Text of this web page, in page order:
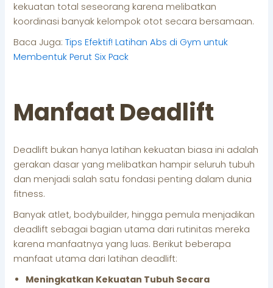
kekuatan total seseorang karena melibatkan
koordinasi banyak kelompok otot secara bersamaan.
Baca Juga:Tips Efektif! Latihan Abs di Gym untuk
Membentuk Perut Six Pack
Manfaat Deadlift
Deadlift bukan hanya latihan kekuatan biasa ini adalah
gerakan dasar yang melibatkan hampir seluruh tubuh
dan menjadi salah satu fondasi penting dalam dunia
fitness.
Banyak atlet, bodybuilder, hingga pemula menjadikan
deadlift sebagai bagian utama dari rutinitas mereka
karena manfaatnya yang luas. Berikut beberapa
manfaat utama dari latihan deadlift:
Meningkatkan Kekuatan Tubuh Secara